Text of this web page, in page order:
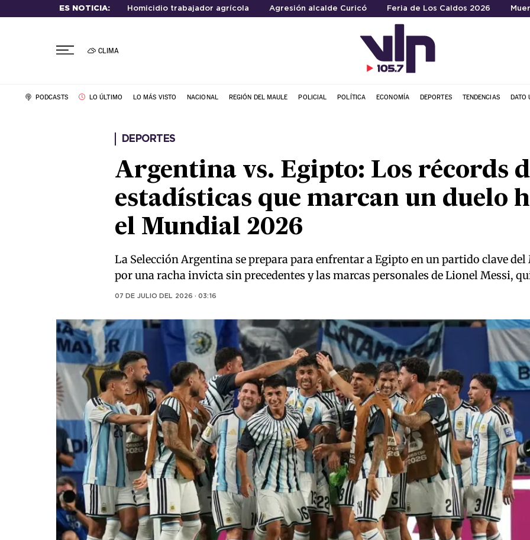
ES NOTICIA: Homicidio trabajador agrícola Agresión alcalde Curicó Feria de Los Caldos 2026
CLIMA
PODCASTS LO ÚLTIMO LO MÁS VISTO NACIONAL REGIÓN DEL MAULE POLICIAL POLÍTICA ECONOMÍA DEPORTES TENDENCIAS DATO
DEPORTES
Argentina vs. Egipto: Los récords
estadísticas que marcan un duelo
el Mundial 2026
La Selección Argentina se prepara para enfrentar a Egipto en un partido clave
por una racha invicta sin precedentes y las marcas personales de Lionel Messi,
07 DE JULIO DEL 2026 · 03:16